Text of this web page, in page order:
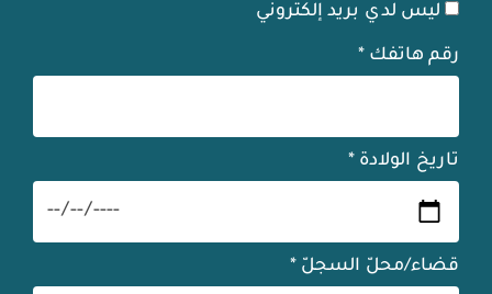
ليس لدي بريد إلكتروني
رقم هاتفك *
تاريخ الولادة *
قضاء/محلّ السجلّ *